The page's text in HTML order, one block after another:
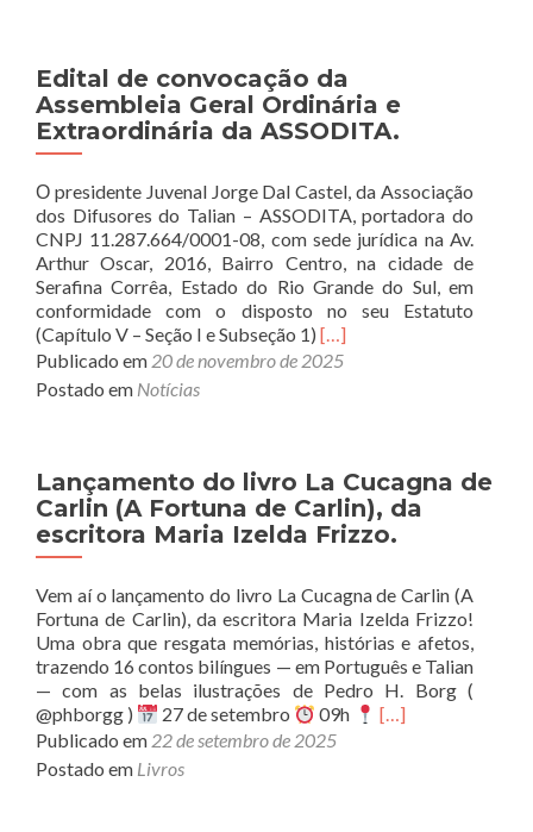
da
Assembleia
Geral
Extraordinária
ASSODITA.
Edital de convocação da
Assembleia Geral Ordinária e
Extraordinária da ASSODITA.
Ο presidente Juvenal Jorge Dal Castel, da Associação
dos Difusores do Talian – ASSODITA, portadora do
CNPJ 11.287.664/0001-08, com sede jurídica na Av.
Arthur Oscar, 2016, Bairro Centro, na cidade de
Serafina Corrêa, Estado do Rio Grande do Sul, em
conformidade com o disposto no seu Estatuto
(Capítulo V – Seção I e Subseção 1) Read
more
da
Assembleia
Geral
Ordinária
Extraordinária
da
ASSODITA.
[…]
Publicado em 20 de novembro de 2025
Postado em Notícias
Lançamento do livro La Cucagna de
Carlin (A Fortuna de Carlin), da
escritora Maria Izelda Frizzo.
Vem aí o lançamento do livro La Cucagna de Carlin (A
Fortuna de Carlin), da escritora Maria Izelda Frizzo!
Uma obra que resgata memórias, histórias e afetos,
trazendo 16 contos bilíngues — em Português e Talian
— com as belas ilustrações de Pedro H. Borg (
@phborgg )
27 de setembro 09h
Read
[…]
Publicado em 22 de setembro de 2025
Postado em Livros